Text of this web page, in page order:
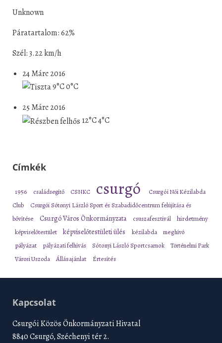
Unknown
Páratartalom: 62%
Szél: 3.22 km/h
24 Márc 2016
9°C0°C
25 Márc 2016
12°C4°C
Címkék
1956 családsegítő CSNKC csurgó
Csurgói Női Kézilabda
Club
Csurgói Sótonyi László Sport és Szabadidőcentrum felújítása és
bővítése
Csurgó Város Önkormányzata csuszafesztivál hirdetmény
képviselőtestület képviselőtestületi ülés kézilabda meghívó
pályázat pályázati felhívás Sótonyi László Sportcsarnok
Történelmi Park
Városi Uszoda
Állásajánlat Értesítés
Kapcsolat
Csurgói Közös Önkormányzati Hivatal
8840 Csurgó, Széchenyi tér 2.